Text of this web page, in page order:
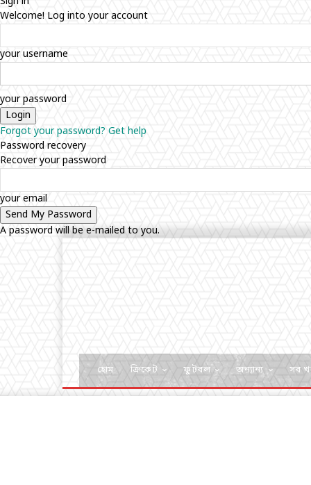
Welcome! Log into your account
your username
your password
Forgot your password? Get help
Password recovery
Recover your password
your email
A password will be e-mailed to you.
হোম ক্রিকেট ফুটবল অন্যান্য সব